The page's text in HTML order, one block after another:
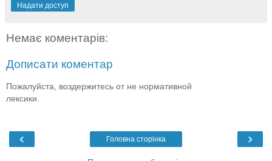
Надати доступ
Немає коментарів:
Дописати коментар
Пожалуйста, воздержитесь от не нормативной
лексики.
‹ ›
Головна сторінка